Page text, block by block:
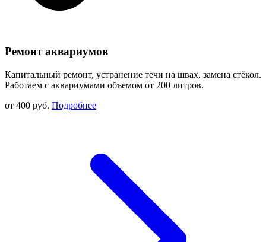
Ремонт аквариумов
Капитальный ремонт, устранение течи на швах, замена стёкол.
Работаем с аквариумами объемом от 200 литров.
от 400 руб. Подробнее